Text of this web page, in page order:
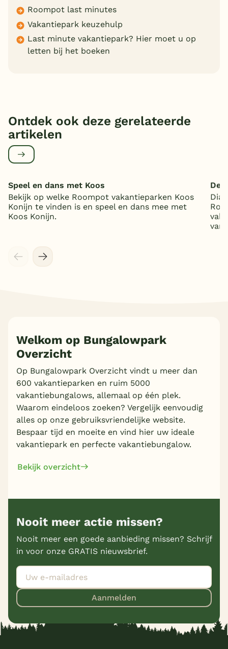
Roompot last minutes
Vakantiepark keuzehulp
Last minute vakantiepark? Hier moet u op
letten bij het boeken
Ontdek ook deze gerelateerde
artikelen
Speel en dans met Koos
Bekijk op welke Roompot vakantieparken Koos
Konijn te vinden is en speel en dans mee met
Koos Konijn.
De
van
Welkom op Bungalowpark
Overzicht
Op Bungalowpark Overzicht vindt u meer dan
600 vakantieparken en ruim 5000
vakantiebungalows, allemaal op één plek.
Waarom eindeloos zoeken? Vergelijk eenvoudig
alles op onze gebruiksvriendelijke website.
Bespaar tijd en moeite en vind hier uw ideale
vakantiepark en perfecte vakantiebungalow.
Bekijk overzicht
Nooit meer actie missen?
Nooit meer een goede aanbieding missen? Schrijf
in voor onze GRATIS nieuwsbrief.
Aanmelden